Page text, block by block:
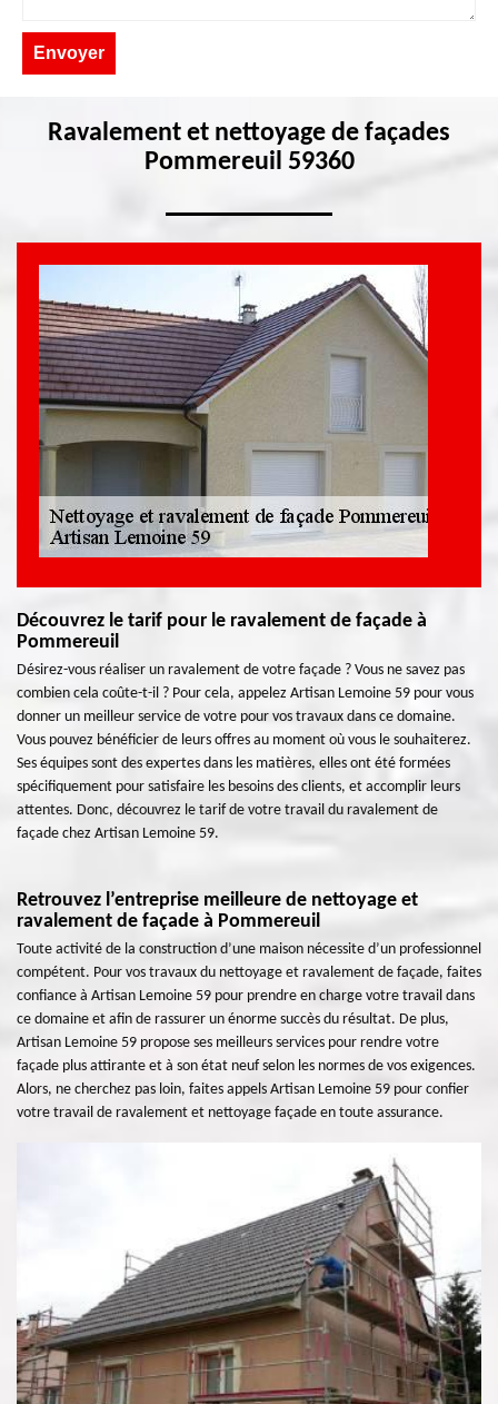
Ravalement et nettoyage de façades
Pommereuil 59360
Découvrez le tarif pour le ravalement de façade à
Pommereuil
Désirez-vous réaliser un ravalement de votre façade ? Vous ne savez pas
combien cela coûte-t-il ? Pour cela, appelez Artisan Lemoine 59 pour vous
donner un meilleur service de votre pour vos travaux dans ce domaine.
Vous pouvez bénéficier de leurs offres au moment où vous le souhaiterez.
Ses équipes sont des expertes dans les matières, elles ont été formées
spécifiquement pour satisfaire les besoins des clients, et accomplir leurs
attentes. Donc, découvrez le tarif de votre travail du ravalement de
façade chez Artisan Lemoine 59.
Retrouvez l’entreprise meilleure de nettoyage et
ravalement de façade à Pommereuil
Toute activité de la construction d’une maison nécessite d’un professionnel
compétent. Pour vos travaux du nettoyage et ravalement de façade, faites
confiance à Artisan Lemoine 59 pour prendre en charge votre travail dans
ce domaine et afin de rassurer un énorme succès du résultat. De plus,
Artisan Lemoine 59 propose ses meilleurs services pour rendre votre
façade plus attirante et à son état neuf selon les normes de vos exigences.
Alors, ne cherchez pas loin, faites appels Artisan Lemoine 59 pour confier
votre travail de ravalement et nettoyage façade en toute assurance.